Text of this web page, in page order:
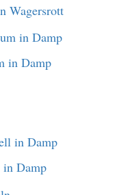
Wagersrott
in Damp
in Damp